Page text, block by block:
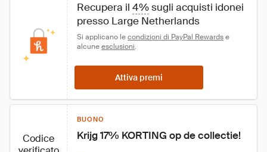
Recupera il 4% sugli acquisti idonei
presso Large Netherlands
Si applicano le condizioni di PayPal Rewards e
alcune esclusioni.
Attiva premi
Codice
BUONO
Krijg 17% KORTING op de collectie!